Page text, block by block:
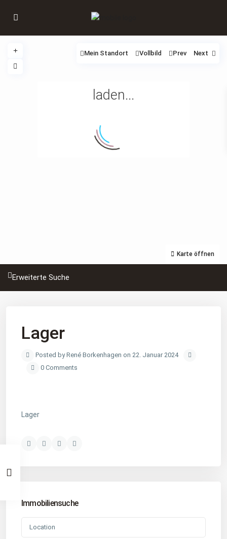
laden...
Karte öffnen
Mein Standort Vollbild Prev Next
Erweiterte Suche
Lager
Posted by René Borkenhagen on 22. Januar 2024
0 Comments
Lager
Immobiliensuche